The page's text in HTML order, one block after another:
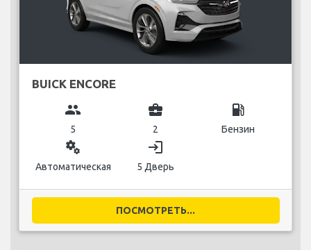
BUICK ENCORE
group
5
business_center
2
local_gas_station
Бензин
miscellaneous_services
Автоматическая
login
5 Дверь
ПОСМОТРЕТЬ...